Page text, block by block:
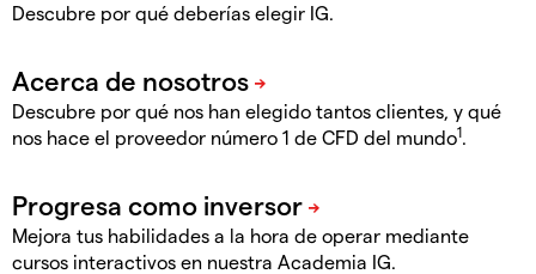
Descubre por qué deberías elegir IG.
Descubre por qué nos han elegido tantos clientes, y qué
nos hace el proveedor número 1 de CFD del mundo1.
Mejora tus habilidades a la hora de operar mediante
cursos interactivos en nuestra Academia IG.